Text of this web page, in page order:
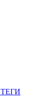
ТЕГИ